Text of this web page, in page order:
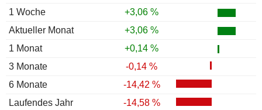
1 Woche
+3,06 %
Aktueller Monat
+3,06 %
1 Monat
+0,14 %
3 Monate
-0,14 %
6 Monate
-14,42 %
Laufendes Jahr
-14,58 %